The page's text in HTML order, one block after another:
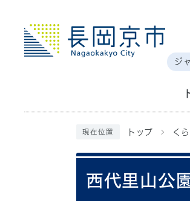
ジ
現在位置 トップ く
西代里山公